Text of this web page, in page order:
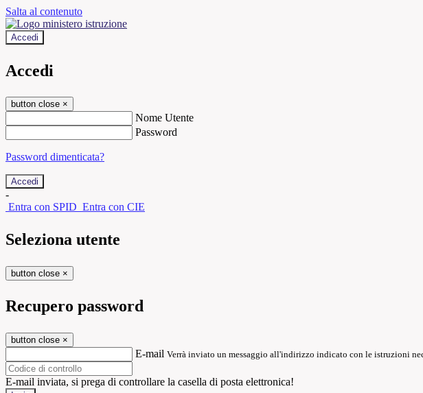
Salta al contenuto
Accedi
Accedi
button close ×
Nome Utente
Password
Password dimenticata?
-
Entra con SPID Entra con CIE
Seleziona utente
button close ×
Recupero password
button close ×
E-mail Verrà inviato un messaggio all'indirizzo indicato con le istruzioni
E-mail inviata, si prega di controllare la casella di posta elettronica!